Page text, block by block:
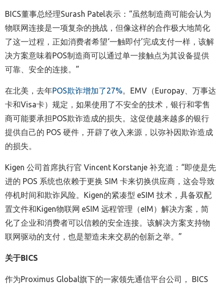
BICS董事总经理Surash Patel表示： “虽然制造商可能会认为
物联网连接是一项复杂的挑战，但像这样的合作极大地简化
了这一过程，正如消费者希望‘一触即付’完成支付一样，该解
决方案意味着POS制造商可以通过单一接触点为其设备提供
可靠、安全的连接。 ”
在北美，去年POS欺诈增加了27%。 EMV （ Europay 、万事达
卡和Visa卡）规定，如果使用了不安全的技术，银行和零售
商可能要承担POS欺诈造成的损失。这促使越来越多的银行
提供自己的 POS 硬件，开辟了收入来源，以弥补因欺诈造成
的损失。
Kigen 公司首席执行官 Vincent Korstanje 补充道： “即使是先
进的 POS 系统也依赖于更换 SIM 卡来切换供应商，这会导致
停机时间和欺诈风险。
Kigen的紧凑型 eSIM 技术，具备双配
置文件和Kigen物联网 eSIM 远程管理（eIM）解决方案，简
化了企业和消费者可以信赖的安全连接。该解决方案支持物
联网驱动的支付，也是塑造未来交易的创新之举。 ”
关于BICS
作为Proximus Global旗下的一家领先通信平台公司， BICS